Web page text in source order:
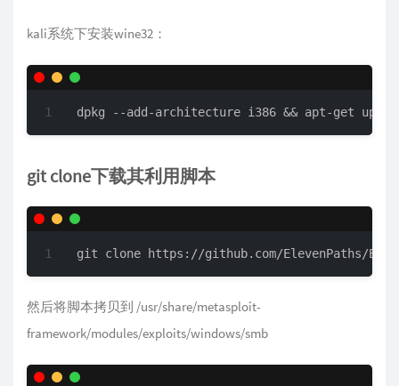
kali系统下安装wine32：
dpkg --add-architecture i386 && apt-get
git clone下载其利用脚本
git clone https://github.com/ElevenPaths/
然后将脚本拷贝到 /usr/share/metasploit-
framework/modules/exploits/windows/smb